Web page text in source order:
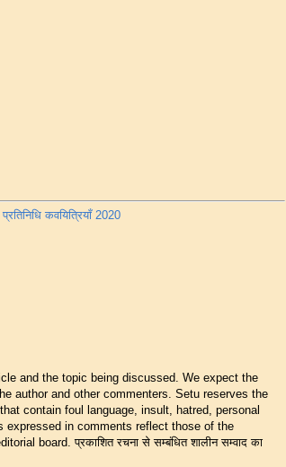
प्रतिनिधि कवयित्रियाँ 2020
and the topic being discussed. We expect the
author and other commenters. Setu reserves the
contain foul language, insult, hatred, personal
expressed in comments reflect those of the
board. प्रकाशित रचना से सम्बंधित शालीन सम्वाद का